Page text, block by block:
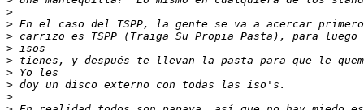
>
>
>
>
>
>
>
>